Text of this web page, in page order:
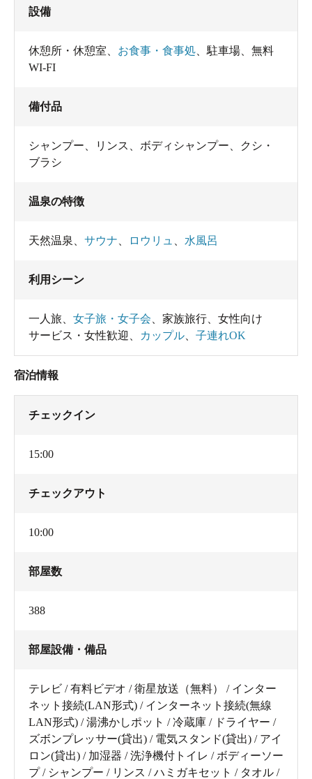
設備
休憩所・休憩室 お食事・食事処 駐車場
無料
WI-FI
備付品
シャンプー リンス ボディシャンプー
クシ・
ブラシ
温泉の特徴
天然温泉 サウナ ロウリュ 水風呂
利用シーン
一人旅 女子旅・女子会 家族旅行
女性向け
サービス・女性歓迎
カップル 子連れOK
宿泊情報
チェックイン
15:00
チェックアウト
10:00
部屋数
388
部屋設備・備品
テレビ / 有料ビデオ / 衛星放送（無料） / インター
ネット接続(LAN形式) / インターネット接続(無線
LAN形式) / 湯沸かしポット / 冷蔵庫 / ドライヤー /
ズボンプレッサー(貸出) / 電気スタンド(貸出) / アイ
ロン(貸出) / 加湿器 / 洗浄機付トイレ / ボディーソー
プ / シャンプー / リンス / ハミガキセット / タオル /